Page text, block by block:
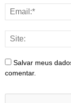
Salvar meus
comentar.